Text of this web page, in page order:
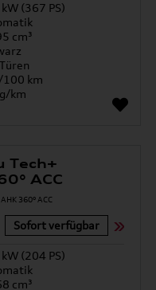
(367 PS)
cm³
km
km
Tech+
ACC
Sofort verfügbar
(204 PS)
cm³